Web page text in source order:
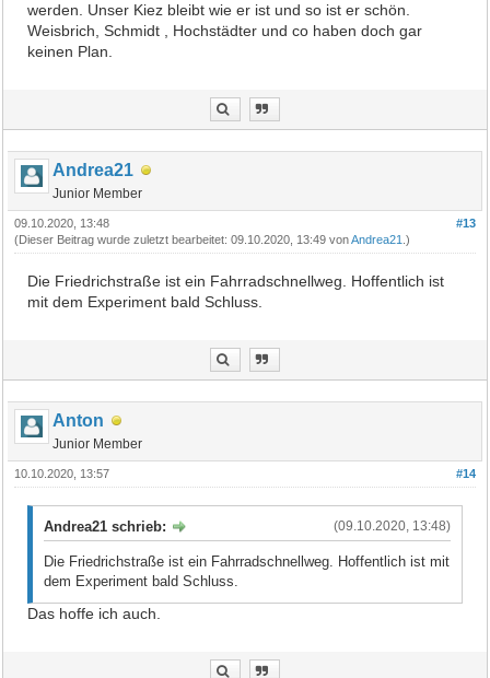
werden. Unser Kiez bleibt wie er ist und so ist er schön.
Weisbrich, Schmidt , Hochstädter und co haben doch gar
keinen Plan.
Andrea21
Junior Member
#13
09.10.2020, 13:48
(Dieser Beitrag wurde zuletzt bearbeitet: 09.10.2020, 13:49 vonAndrea21 .)
Die Friedrichstraße ist ein Fahrradschnellweg. Hoffentlich ist
mit dem Experiment bald Schluss.
Anton
Junior Member
#14
10.10.2020, 13:57
(09.10.2020, 13:48)
Andrea21 schrieb:
Die Friedrichstraße ist ein Fahrradschnellweg. Hoffentlich ist mit
dem Experiment bald Schluss.
Das hoffe ich auch.